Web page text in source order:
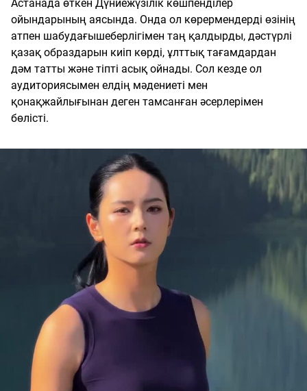
Астанада өткен Дүниежүзілік көшпенділер
ойындарының аясында. Онда ол көрермендерді өзінің
атпен шабудағышеберлігімен таң қалдырды, дәстүрлі
қазақ образдарын киіп көрді, ұлттық тағамдардан
дәм татты және тіпті асық ойнады. Сол кезде ол
аудиториясымен елдің мәдениеті мен
қонақжайлығынан деген тамсанған әсерлерімен
бөлісті.